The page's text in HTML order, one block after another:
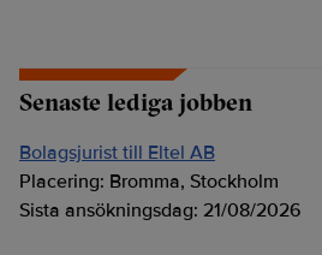
Senaste lediga jobben
Bolagsjurist till Eltel AB
Placering: Bromma, Stockholm
Sista ansökningsdag: 21/08/2026